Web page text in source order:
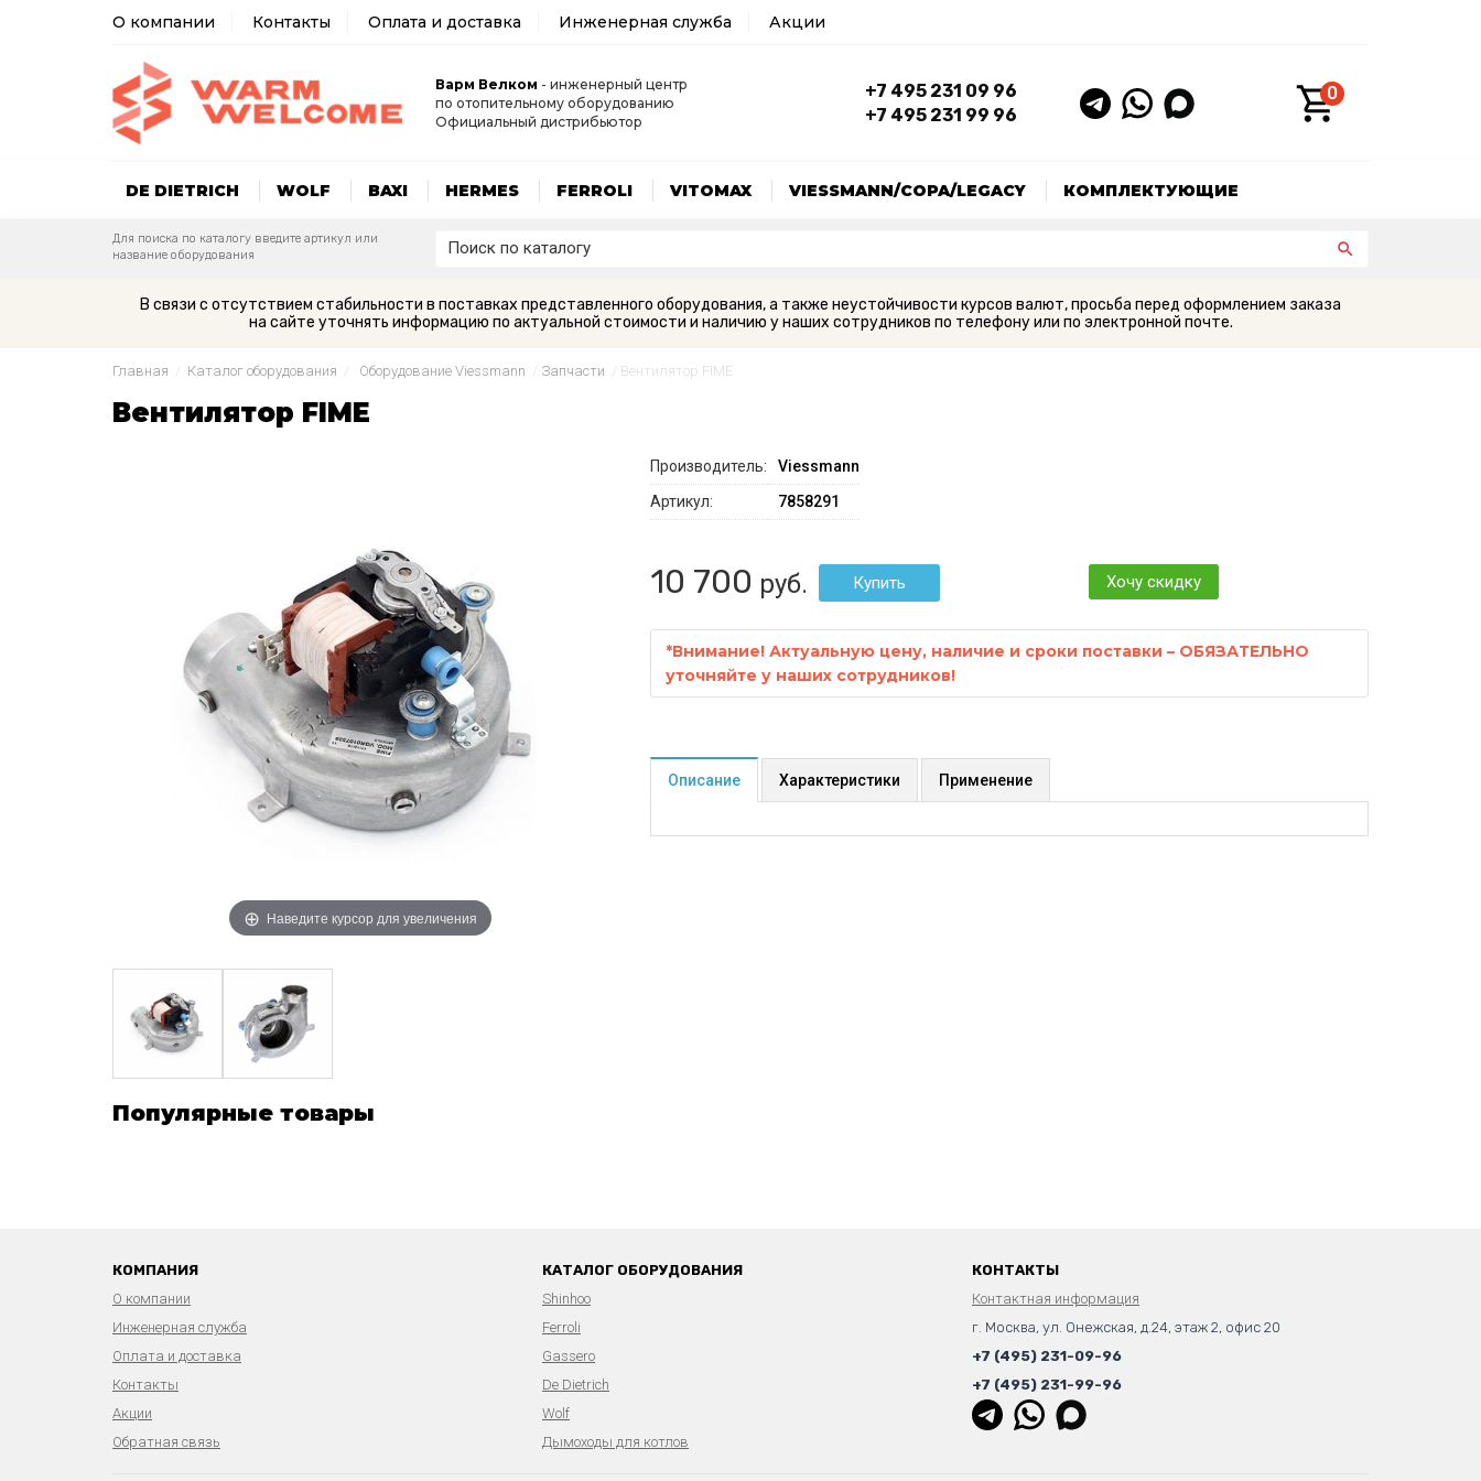
О компании Контакты Оплата и доставка Инженерная служба Акции
Варм Велком - инженерный центр
по отопительному оборудованию
Официальный дистрибьютор
+7 495 231 09 96
+7 495 231 99 96
0
DE DIETRICH WOLF BAXI HERMES FERROLI VITOMAX VIESSMANN/COPA/LEGACY КОМПЛЕКТУЮЩИЕ
Для поиска по каталогу введите артикул или
название оборудования
В связи с отсутствием стабильности в поставках представленного оборудования, а также неустойчивости курсов валют, просьба перед оформлением заказа
на сайте уточнять информацию по актуальной стоимости и наличию у наших сотрудников по телефону или по электронной почте.
Главная Каталог оборудования Оборудование Viessmann Запчасти Вентилятор FIME
Вентилятор FIME
Наведите курсор для увеличения
Производитель:
Viessmann
Артикул:
7858291
10 700 руб. Хочу скидку
*Внимание! Актуальную цену, наличие и сроки поставки – ОБЯЗАТЕЛЬНО
уточняйте у наших сотрудников!
Описание Характеристики Применение
Популярные товары
КОМПАНИЯ
О компании
Инженерная служба
Оплата и доставка
Контакты
Акции
Обратная связь
КАТАЛОГ ОБОРУДОВАНИЯ
Shinhoo
Ferroli
Gassero
De Dietrich
Wolf
Дымоходы для котлов
КОНТАКТЫ
Контактная информация
г. Москва, ул. Онежская, д.24, этаж 2, офис 20
+7 (495) 231-09-96
+7 (495) 231-99-96